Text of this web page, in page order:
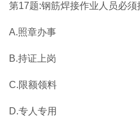
第17题:钢筋焊接作业人员必
A.照章办事
B.持证上岗
C.限额领料
D.专人专用